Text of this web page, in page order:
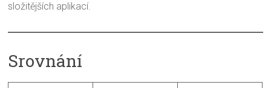
složitějších aplikací.
Srovnání